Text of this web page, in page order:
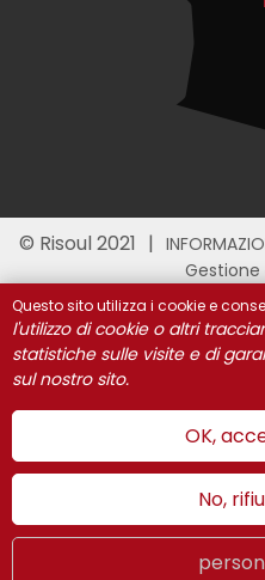
LIVE
© Risoul 2021
Gestione
Questo sito utilizza i cookie e
l'utilizzo di cookie o altri
statistiche sulle visite e di
sul nostro sito.
OK,
No,